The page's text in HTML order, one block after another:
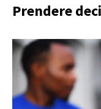
Prendere